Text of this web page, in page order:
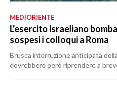
MEDIORIENTE
L'esercito israeliano
sospesi i colloqui a Roma
Brusca interruzione anticipata
dovrebbero però riprendere a